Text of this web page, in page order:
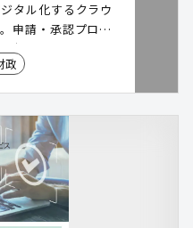
タル化するクラウ
申請・承認プロセ
削減。ノーコード
タブレット対応に
政